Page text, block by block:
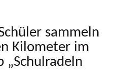
sammeln
Kilometer im
„Schulradeln